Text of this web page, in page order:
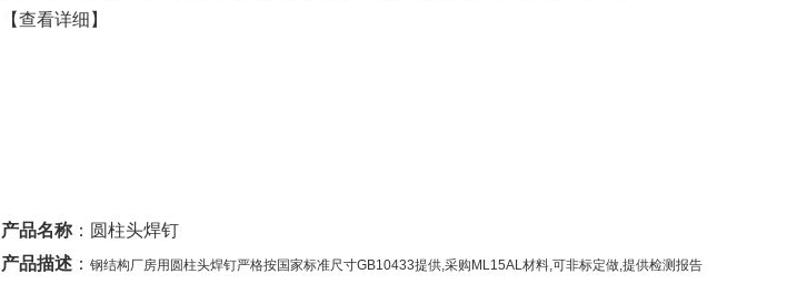
【查看详细】
产品名称 ： 圆柱头焊钉
产品描述 ： 钢结构厂房用圆柱头焊钉严格按国家标准尺寸GB10433提供,采购ML15AL材料,可非标定做,提供检测报告